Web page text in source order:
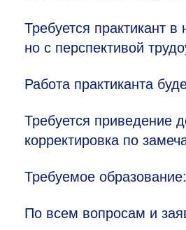
Требуется практикант
но с перспективой
Работа практиканта
Требуется приведение
корректировка по
Требуемое
По всем вопросам и